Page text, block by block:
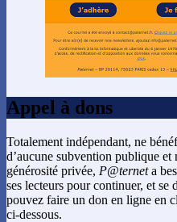
Appel à dons
Totalement indépendant, ne
d’aucune subvention publique et
générosité privée, P@terneta
ses lecteurs pour continuer, et se
pouvez faire un don en ligne en
ci-dessous.